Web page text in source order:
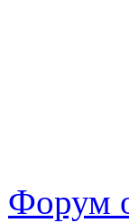
Форум